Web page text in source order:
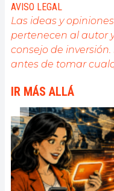
AVISO LEGAL
Las ideas y
pertenecen al autor
consejo de
antes de tomar
IR MÁS ALLÁ